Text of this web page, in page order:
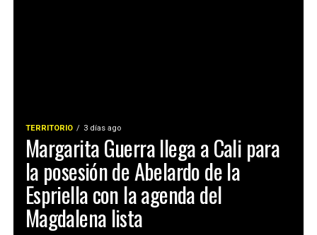
TERRITORIO 3 días ago
Margarita Guerra llega a Cali para
la posesión de Abelardo de la
Espriella con la agenda del
Magdalena lista